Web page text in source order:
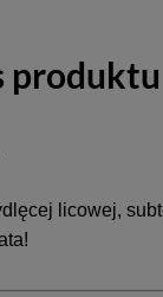
produktu
licowej,